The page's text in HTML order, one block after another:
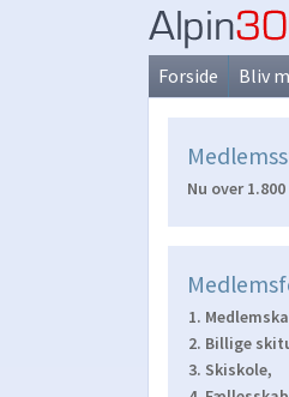
Spring
til
navigation
Spring
til
indhold
Forside Bliv
Nu over
Billige
Skiskole,